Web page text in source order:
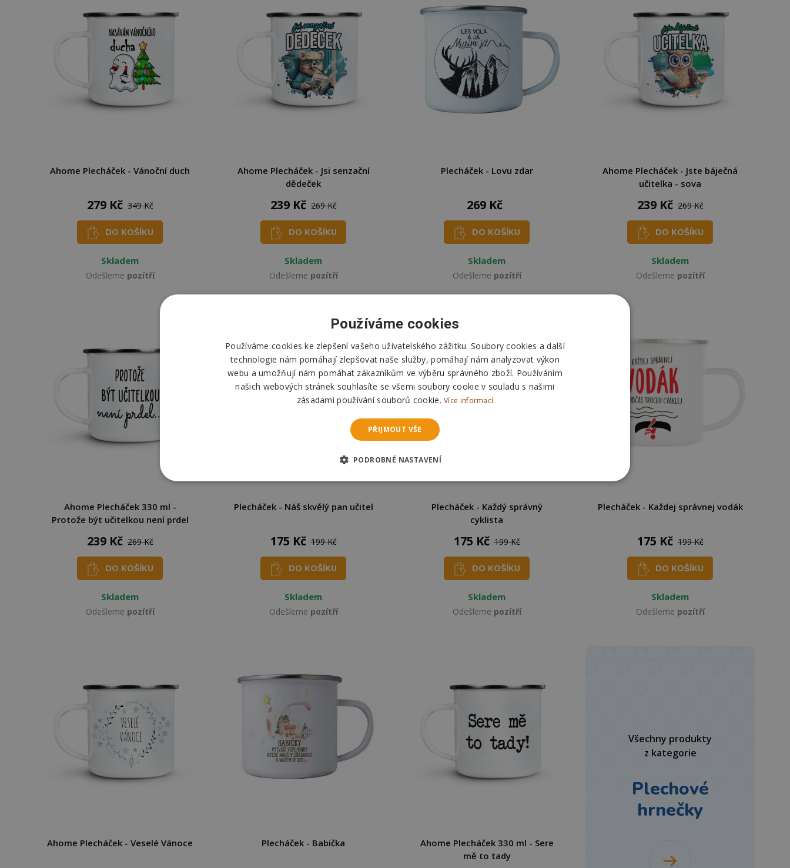
Ahome Plecháček - Vánoční duch
279 Kč 349 Kč
DO KOŠÍKU
Skladem
Odešleme pozítří
Ahome Plecháček - Jsi senzační
dědeček
239 Kč 269 Kč
DO KOŠÍKU
Skladem
Odešleme pozítří
Plecháček - Lovu zdar
269 Kč
DO KOŠÍKU
Skladem
Odešleme pozítří
Ahome Plecháček - Jste báječná
učitelka - sova
239 Kč 269 Kč
DO KOŠÍKU
Skladem
Odešleme pozítří
Ahome Plecháček 330 ml -
Protože být učitelkou není prdel
239 Kč 269 Kč
DO KOŠÍKU
Skladem
Odešleme pozítří
Plecháček - Náš skvělý pan učitel
175 Kč 199 Kč
DO KOŠÍKU
Skladem
Odešleme pozítří
Plecháček - Každý správný
cyklista
175 Kč 199 Kč
DO KOŠÍKU
Skladem
Odešleme pozítří
Plecháček - Každej správnej vodák
175 Kč 199 Kč
DO KOŠÍKU
Skladem
Odešleme pozítří
Ahome Plecháček - Veselé Vánoce Plecháček - Babička
Ahome Plecháček 330 ml - Sere
mě to tady
Všechny produkty
z kategorie
Plechové
hrnečky
Používáme cookies
Používáme cookies ke zlepšení vašeho uživatelského zážitku. Soubory cookies a další
technologie nám pomáhají zlepšovat naše služby, pomáhají nám analyzovat výkon
webu a umožňují nám pomáhat zákazníkům ve výběru správného zboží. Používáním
našich webových stránek souhlasíte se všemi soubory cookie v souladu s našimi
zásadami používání souborů cookie.Více informací
PŘIJMOUT VŠE
PODROBNÉ NASTAVENÍ